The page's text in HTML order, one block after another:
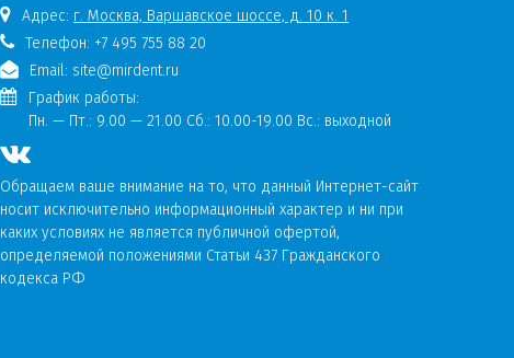
Адрес: г. Москва, Варшавское шоссе, д. 10 к. 1
Телефон: +7 495 755 88 20
Email: site@mirdent.ru
График работы:
Пн. — Пт.: 9.00 — 21.00 Сб.: 10.00-19.00 Вс.: выходной
Обращаем ваше внимание на то, что данный Интернет-сайт
носит исключительно информационный характер и ни при
каких условиях не является публичной офертой,
определяемой положениями Статьи 437 Гражданского
кодекса РФ